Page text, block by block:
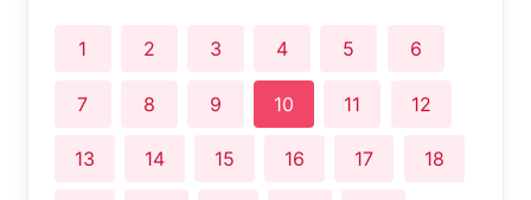
1 2 3 4 5 6
7 8 9 10 11 12
13 14 15 16 17 18